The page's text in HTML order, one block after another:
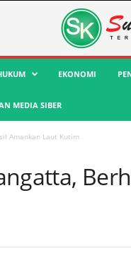
EKONOMI
MEDIA SIBER
Amankan Laut Kutim